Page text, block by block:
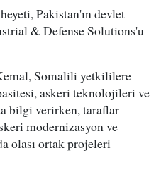
Pakistan'ın devlet
& Defense Solutions'u
Somalili yetkililere
askeri teknolojileri ve
bilgi verirken, taraflar
modernizasyon ve
olası ortak projeleri